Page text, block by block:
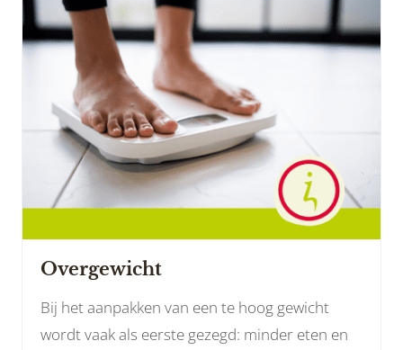
Overgewicht
Bij het aanpakken van een te hoog gewicht
wordt vaak als eerste gezegd: minder eten en